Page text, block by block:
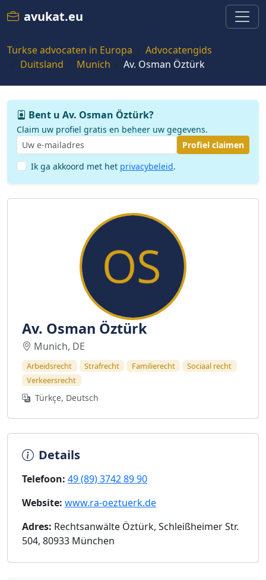
avukat.eu
Turkse advocaten in Europa
Advocatengids
Duitsland
Munich Av. Osman Öztürk
Bent u Av. Osman Öztürk?
Claim uw profiel gratis en beheer uw gegevens.
Profiel claimen
Ik ga akkoord met het privacybeleid.
Av. Osman Öztürk
Munich, DE
Arbeidsrecht Strafrecht Familierecht
Sociaal recht
Verkeersrecht
Türkçe, Deutsch
Details
Telefoon: 49 (89) 3742 89 90
Website: www.ra-oeztuerk.de
Adres: Rechtsanwälte Öztürk, Schleißheimer Str.
504, 80933 München